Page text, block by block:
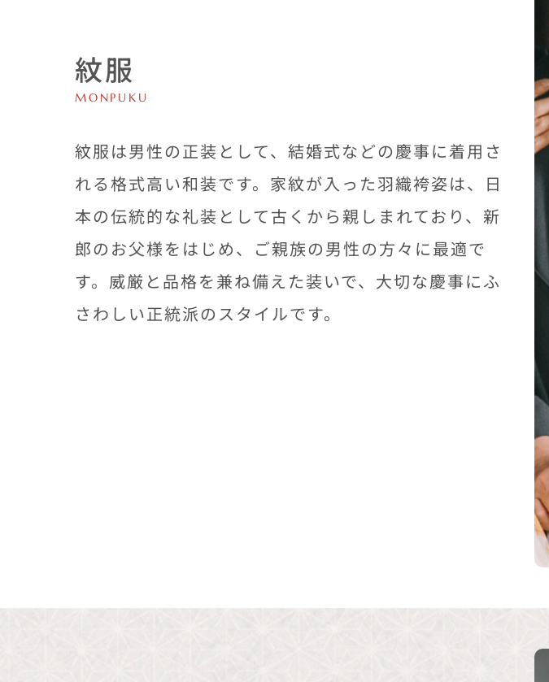
紋服
MONPUKU
紋服は男性の正装として、結婚式などの慶事に着用さ
れる格式高い和装です。家紋が入った羽織袴姿は、日
本の伝統的な礼装として古くから親しまれており、新
郎のお父様をはじめ、ご親族の男性の方々に最適で
す。威厳と品格を兼ね備えた装いで、大切な慶事にふ
さわしい正統派のスタイルです。